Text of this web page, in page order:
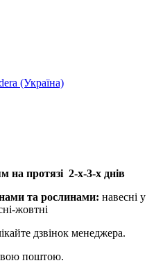
(Україна)
на протязі 2-х-3-х днів
та рослинами: навесні у
жовтні
дзвінок менеджера.
поштою.